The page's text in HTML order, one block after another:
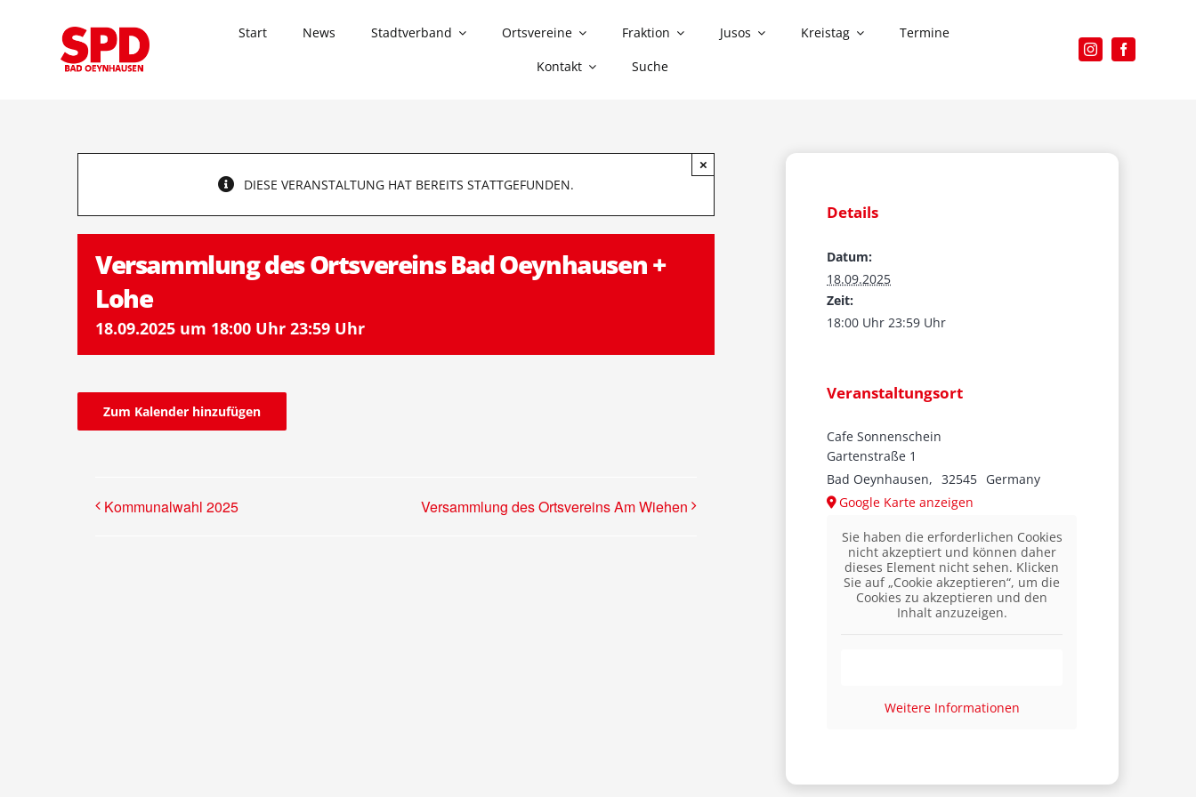
Start News Stadtverband Ortsvereine Fraktion Jusos Kreistag
Termine
Kontakt
Suche
DIESE VERANSTALTUNG HAT BEREITS STATTGEFUNDEN.
×
Versammlung des Ortsvereins Bad Oeynhausen +
Lohe
18.09.2025 um 18:00 Uhr 23:59 Uhr
Zum Kalender hinzufügen
Kommunalwahl 2025 Versammlung des Ortsvereins Am Wiehen
Details
Datum:
18.09.2025
Zeit:
18:00 Uhr 23:59 Uhr
Veranstaltungsort
Cafe Sonnenschein
Gartenstraße 1
Bad Oeynhausen, 32545 Germany
Google Karte anzeigen
Sie haben die erforderlichen Cookies
nicht akzeptiert und können daher
dieses Element nicht sehen. Klicken
Sie auf „Cookie akzeptieren“, um die
Cookies zu akzeptieren und den
Inhalt anzuzeigen.
Weitere Informationen